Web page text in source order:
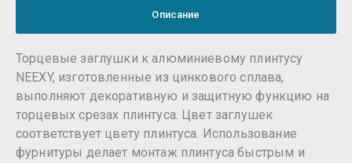
Описание
Торцевые заглушки к алюминиевому плинтусу
NEEXY, изготовленные из цинкового сплава,
выполняют декоративную и защитную функцию на
торцевых срезах плинтуса. Цвет заглушек
соответствует цвету плинтуса. Использование
фурнитуры делает монтаж плинтуса быстрым и